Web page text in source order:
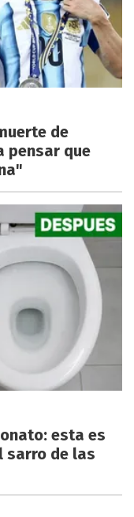
de
pensar que
esta es
sarro de las